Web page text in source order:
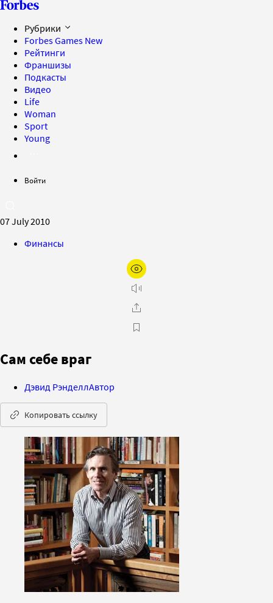
Рубрики
Forbes Games New
Рейтинги
Франшизы
Подкасты
Видео
Life
Woman
Sport
Young
Войти
07 July 2010
Финансы
Сам себе враг
Дэвид РэнделлАвтор
Копировать ссылку